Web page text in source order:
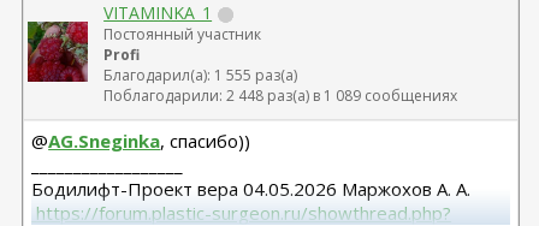
VITAMINKA_1
Постоянный участник
Profi
Благодарил(а): 1 555 раз(а)
Поблагодарили: 2 448 раз(а) в 1 089 сообщениях
@AG.Sneginka, спасибо))
Бодилифт-Проект вера 04.05.2026 Маржохов А. А.
https://forum.plastic-surgeon.ru/showthread.php?